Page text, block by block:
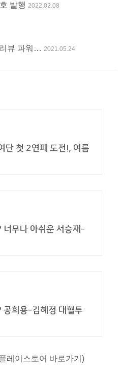
발행 2022.02.08
뷰 파워… 2021.05.24
단 첫 2연패 도전!, 여름
너무나 아쉬운 서승재-
희용-김혜정 대혈투